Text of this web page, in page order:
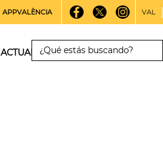
APPVALÈNCIA VAL
ACTUALIDAD